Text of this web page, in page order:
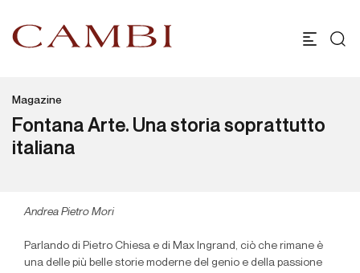
Magazine
Fontana Arte. Una storia soprattutto
italiana
Andrea Pietro Mori
Parlando di Pietro Chiesa e di Max Ingrand, ciò che rimane è
una delle più belle storie moderne del genio e della passione